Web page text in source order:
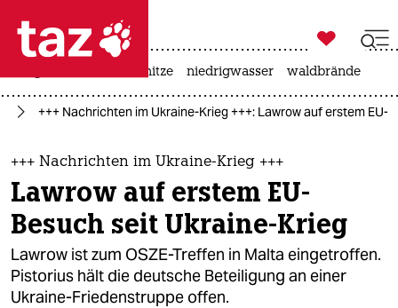
 taz zahl ich
taz zahl ich
themen
politik
öko
gesellschaft

taz zahl ich
hitze niedrigwasser waldbrände
+++ Nachrichten im Ukraine-Krieg +++: Lawrow auf erstem EU-
+++ Nachrichten im Ukraine-Krieg +++
Lawrow auf erstem EU-
Besuch seit Ukraine-Krieg
Lawrow ist zum OSZE-Treffen in Malta eingetroffen.
Pistorius hält die deutsche Beteiligung an einer
Ukraine-Friedenstruppe offen.